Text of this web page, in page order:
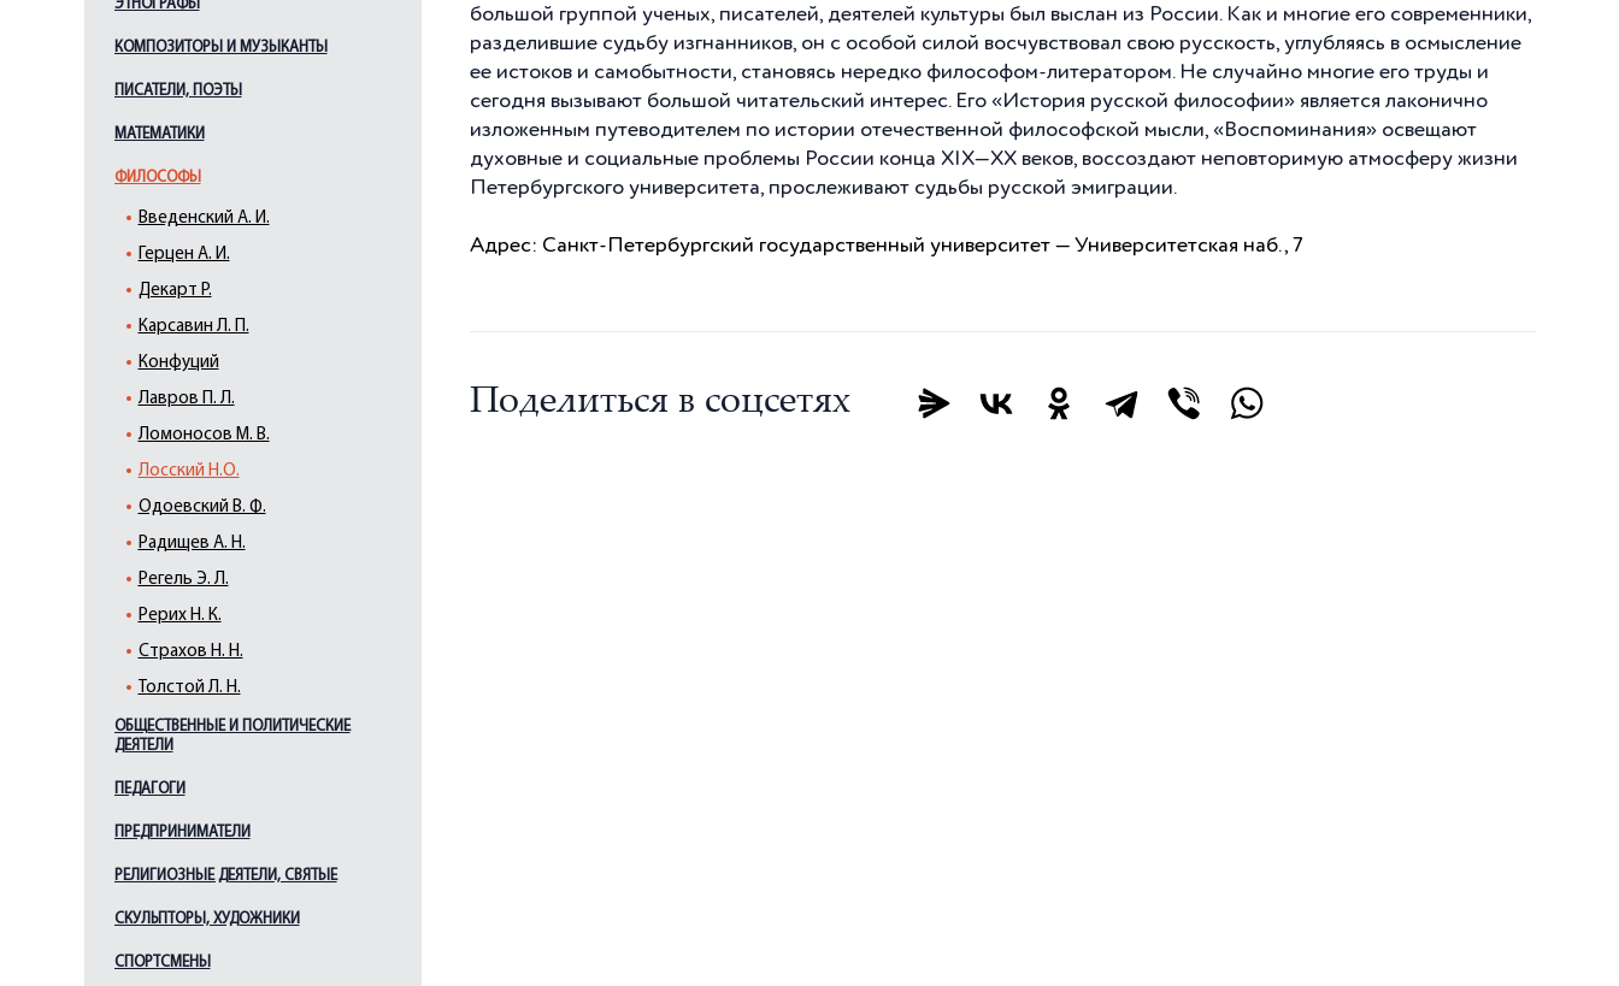
ЭТНОГРАФЫ
КОМПОЗИТОРЫ И МУЗЫКАНТЫ
ПИСАТЕЛИ, ПОЭТЫ
МАТЕМАТИКИ
ФИЛОСОФЫ
Введенский А. И.
Герцен А. И.
Декарт Р.
Карсавин Л. П.
Конфуций
Лавров П. Л.
Ломоносов М. В.
Лосский Н.О.
Одоевский В. Ф.
Радищев А. Н.
Регель Э. Л.
Рерих Н. К.
Страхов Н. Н.
Толстой Л. Н.
ОБЩЕСТВЕННЫЕ И ПОЛИТИЧЕСКИЕ
ДЕЯТЕЛИ
ПЕДАГОГИ
ПРЕДПРИНИМАТЕЛИ
РЕЛИГИОЗНЫЕ ДЕЯТЕЛИ, СВЯТЫЕ
СКУЛЬПТОРЫ, ХУДОЖНИКИ
СПОРТСМЕНЫ
большой группой ученых, писателей, деятелей культуры был выслан из России. Как и многие его современники,
разделившие судьбу изгнанников, он с особой силой восчувствовал свою русскость, углубляясь в осмысление
ее истоков и самобытности, становясь нередко философом-литератором. Не случайно многие его труды и
сегодня вызывают большой читательский интерес. Его «История русской философии» является лаконично
изложенным путеводителем по истории отечественной философской мысли, «Воспоминания» освещают
духовные и социальные проблемы России конца XIX—XX веков, воссоздают неповторимую атмосферу жизни
Петербургского университета, прослеживают судьбы русской эмиграции.
Адрес: Санкт-Петербургский государственный университет — Университетская наб., 7
Поделиться в соцсетях